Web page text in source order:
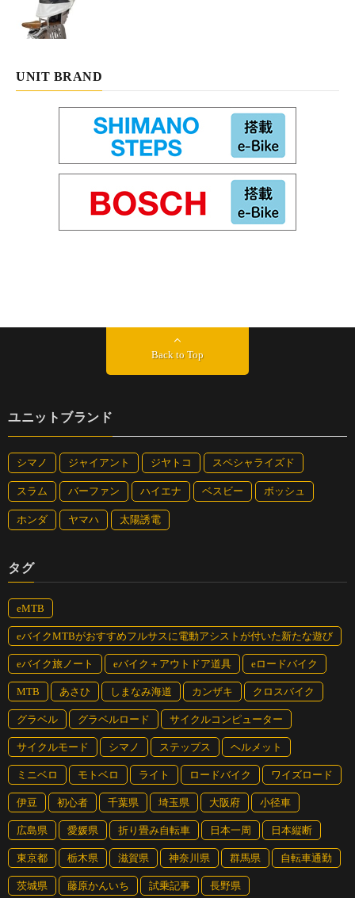
UNIT BRAND
Back to Top
ユニットブランド
シマノ ジャイアント ジヤトコ スペシャライズド
スラム バーファン ハイエナ ベスビー ボッシュ
ホンダ ヤマハ 太陽誘電
タグ
eMTB
eバイクMTBがおすすめフルサスに電動アシストが付いた新たな遊び
eバイク旅ノート eバイク＋アウトドア道具 eロードバイク
MTB あさひ しまなみ海道 カンザキ クロスバイク
グラベル グラベルロード サイクルコンピューター
サイクルモード シマノ ステップス ヘルメット
ミニベロ モトベロ ライト ロードバイク ワイズロード
伊豆 初心者 千葉県 埼玉県 大阪府 小径車
広島県 愛媛県 折り畳み自転車 日本一周 日本縦断
東京都 栃木県 滋賀県 神奈川県 群馬県 自転車通勤
茨城県 藤原かんいち 試乗記事 長野県